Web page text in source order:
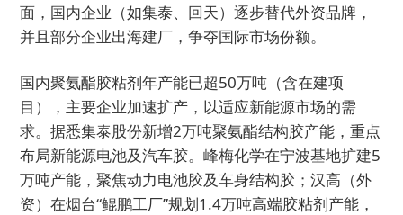
面，国内企业（如集泰、回天）逐步替代外资品牌，
并且部分企业出海建厂，争夺国际市场份额。
国内聚氨酯胶粘剂年产能已超50万吨（含在建项
目），主要企业加速扩产，以适应新能源市场的需
求。据悉集泰股份新增2万吨聚氨酯结构胶产能，重点
布局新能源电池及汽车胶。峰梅化学在宁波基地扩建5
万吨产能，聚焦动力电池胶及车身结构胶；汉高（外
资）在烟台“鲲鹏工厂”规划1.4万吨高端胶粘剂产能，